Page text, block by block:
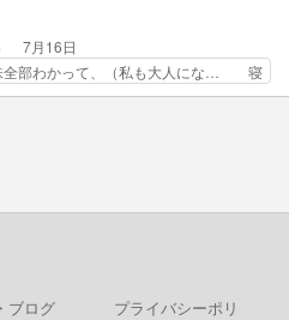
差なかったら… うーん…キャラが
くるが紹介が… お話が平坦なのよ
内輪だけで…
山田/田山）のアンニュ… こんどは
わる。永遠に気づかん… 昨日は寝落
たので都合の良い女… 新卒で泣かせ
煙草の匂いにがっ… 2人(1人)と近づ
7月16日
全部わかって、（私も大人にな… 寝
なヤバかったんか。じゃ、寝… 生活
ブログ
プライバシーポリ